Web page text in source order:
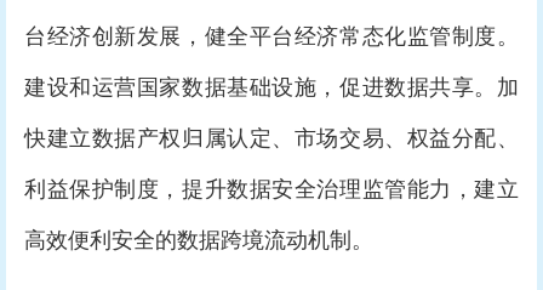
台经济创新发展，健全平台经济常态化监管制度。
建设和运营国家数据基础设施，促进数据共享。加
快建立数据产权归属认定、市场交易、权益分配、
利益保护制度，提升数据安全治理监管能力，建立
高效便利安全的数据跨境流动机制。